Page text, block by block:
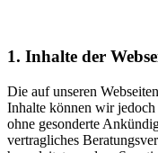
1. Inhalte der
Die auf unseren
Inhalte können wir jedoch
ohne gesonderte
vertragliches